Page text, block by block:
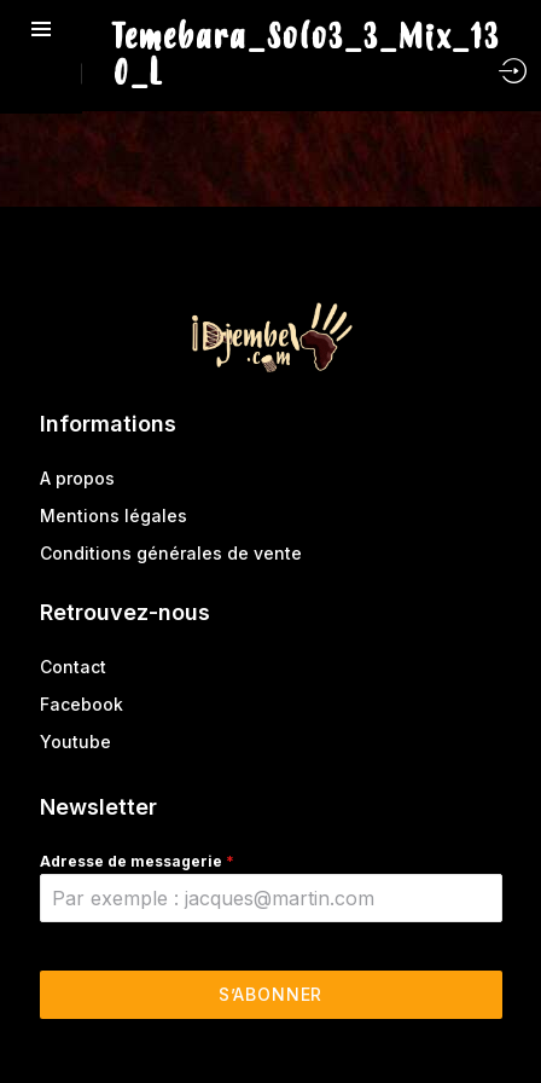
Temebara_Solo3_3_Mix_13
0_L
Informations
A propos
Mentions légales
Conditions générales de vente
Retrouvez-nous
Contact
Facebook
Youtube
Newsletter
Adresse de messagerie *
S’ABONNER